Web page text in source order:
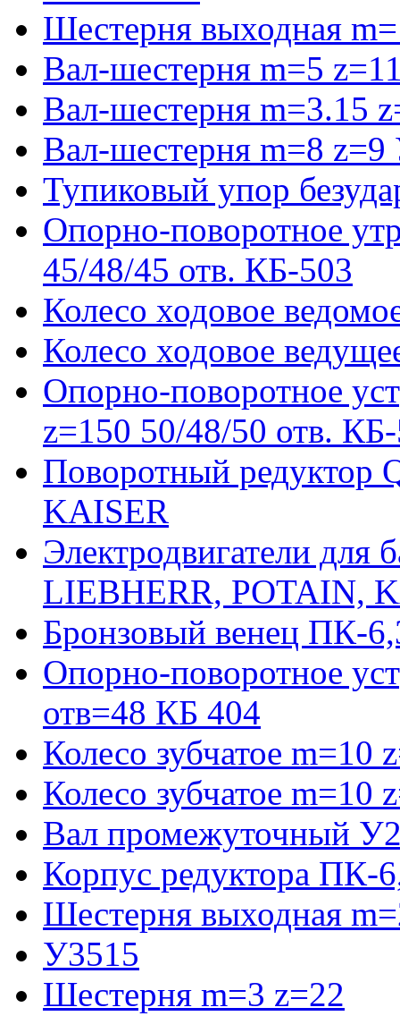
Шестерня выходная
Вал-шестерня m=5
Вал-шестерня m=3.15
Вал-шестерня m=8
Тупиковый упор
Опорно-поворотное
45/48/45 отв. КБ-503
Колесо ходовое
Колесо ходовое
Опорно-поворотное
z=150 50/48/50 отв.
Поворотный редуктор
KAISER
Электродвигатели для
LIEBHERR, POTAIN,
Бронзовый венец ПК-
Опорно-поворотное
отв=48 КБ 404
Колесо зубчатое
Колесо зубчатое
Вал промежуточный
Корпус редуктора ПК-
Шестерня выходная
У3515
Шестерня m=3 z=22